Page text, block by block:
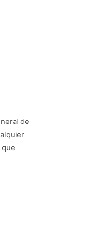
de
que